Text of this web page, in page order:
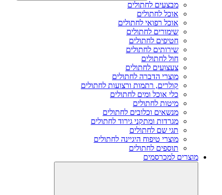
מבצעים לחתולים
אוכל לחתולים
אוכל רפואי לחתולים
שימורים לחתולים
חטיפים לחתולים
שירותים לחתולים
חול לחתולים
צעצועים לחתולים
מוצרי הדברה לחתולים
קולרים, רתמות ורצועות לחתולים
כלי אוכל ומים לחתולים
מיטות לחתולים
מנשאים וכלובים לחתולים
מגרדות ומתקני גירוד לחתולים
תגי שם לחתולים
מוצרי טיפוח היגיינה לחתולים
תוספים לחתולים
מוצרים למכרסמים